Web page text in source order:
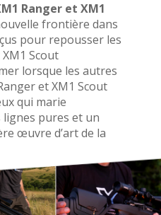
Ranger et XM1
frontière dans
pour repousser les
Scout
lorsque les autres
et XM1 Scout
qui marie
pures et un
œuvre d’art de la